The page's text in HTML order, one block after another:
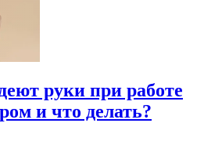
руки при работе
и что делать?